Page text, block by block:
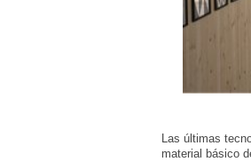
Las últimas
material básico